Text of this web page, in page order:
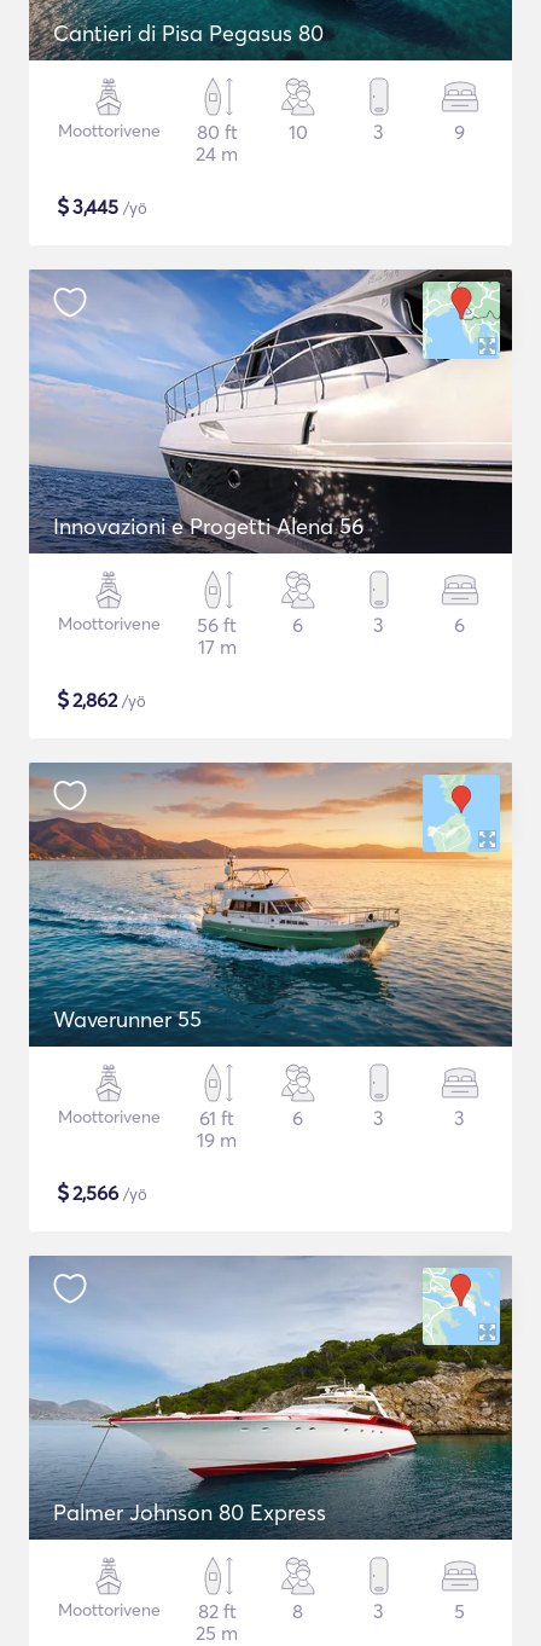
Cantieri di Pisa Pegasus 80
Moottorivene
80 ft
24 m
10 3 9
$3,445 /yö
Innovazioni e Progetti Alena 56
Moottorivene
56 ft
17 m
6 3 6
$2,862/yö
Waverunner 55
Moottorivene
61 ft
19 m
6 3 3
$2,566 /yö
Palmer Johnson 80 Express
Moottorivene
82 ft
25 m
8 3 5